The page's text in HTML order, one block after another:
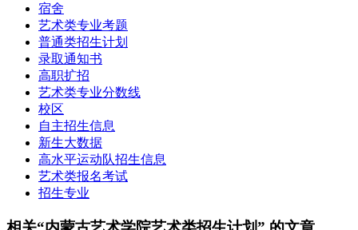
宿舍
艺术类专业考题
普通类招生计划
录取通知书
高职扩招
艺术类专业分数线
校区
自主招生信息
新生大数据
高水平运动队招生信息
艺术类报名考试
招生专业